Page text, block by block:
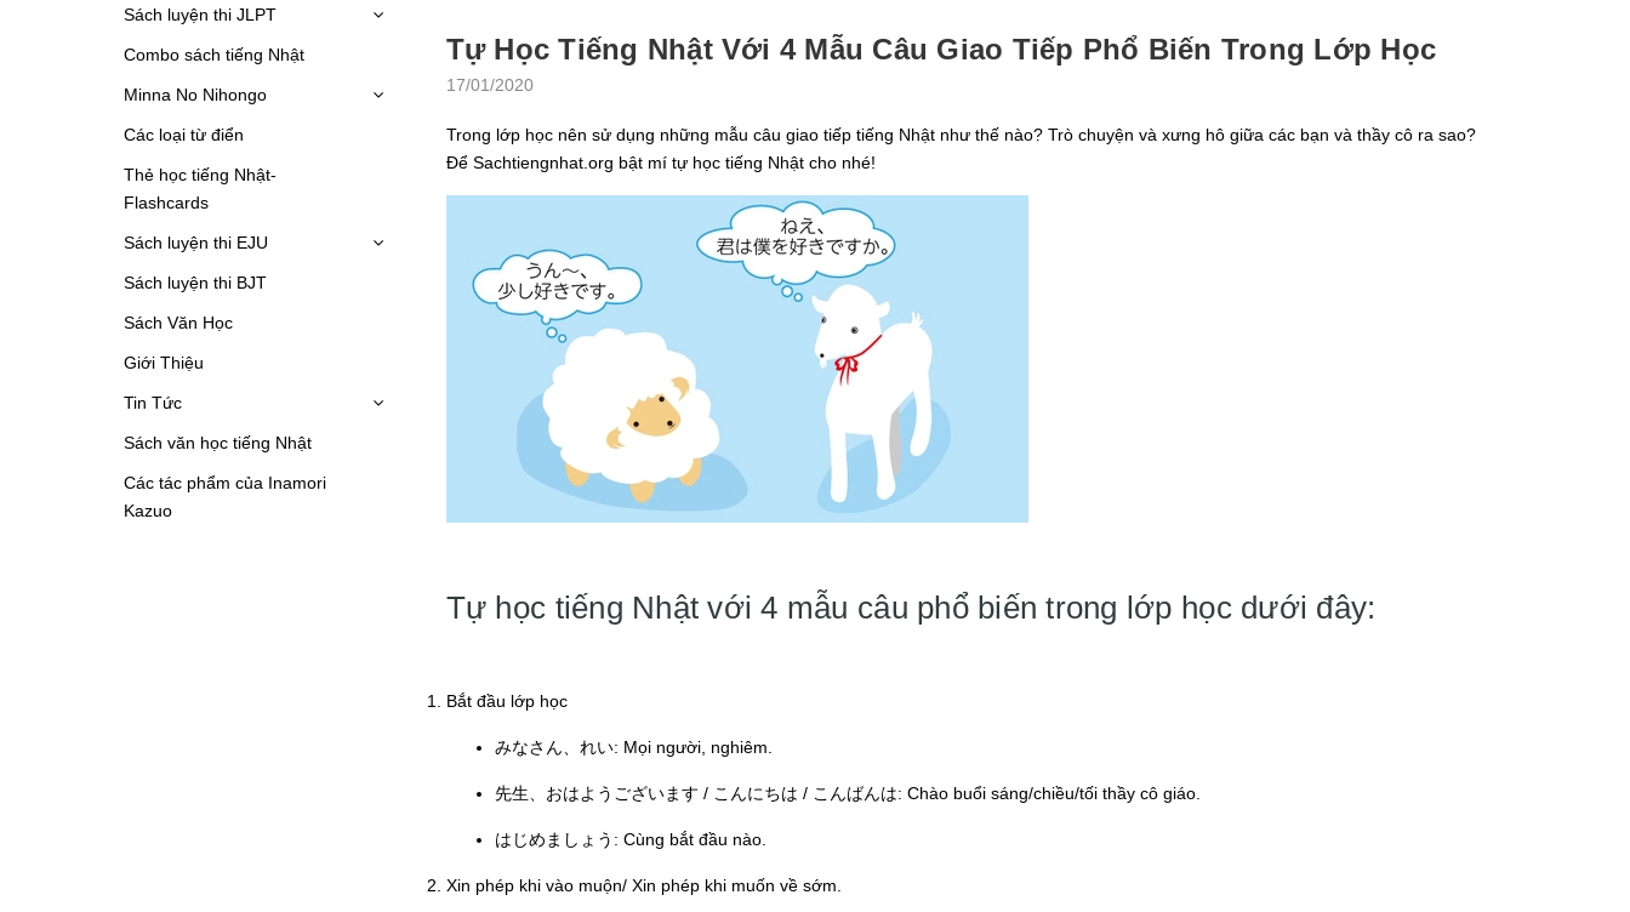
Tự Học Tiếng Nhật Với 4 Mẫu Câu Giao Tiếp Phổ Biến Trong Lớp Học
17/01/2020
Trong lớp học nên sử dụng những mẫu câu giao tiếp tiếng Nhật như thế nào? Trò chuyện và xưng hô giữa các bạn và thầy cô ra sao?
Để Sachtiengnhat.org bật mí tự học tiếng Nhật cho nhé!
Tự học tiếng Nhật với 4 mẫu câu phổ biến trong lớp học dưới đây:
Bắt đầu lớp học
みなさん、れい: Mọi người, nghiêm.
先生、おはようございます / こんにちは / こんばんは: Chào buổi sáng/chiều/tối thầy cô giáo.
はじめましょう: Cùng bắt đầu nào.
Xin phép khi vào muộn/ Xin phép khi muốn về sớm.
Sách luyện thi JLPT
Combo sách tiếng Nhật
Minna No Nihongo
Các loại từ điển
Thẻ học tiếng Nhật-
Flashcards
Sách luyện thi EJU
Sách luyện thi BJT
Sách Văn Học
Giới Thiệu
Tin Tức
Sách văn học tiếng Nhật
Các tác phẩm của Inamori
Kazuo